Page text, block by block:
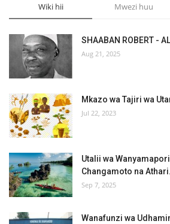
Wiki hii Mwezi huu
SHAABAN ROBERT -
Aug 21, 2025
Mkazo wa Tajiri wa
Jul 22, 2023
Utalii wa
Changamoto na
Sep 7, 2025
Wanafunzi wa